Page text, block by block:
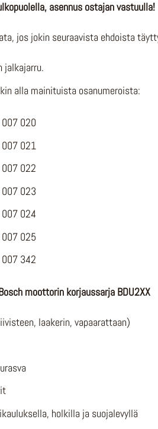
asennus ostajan vastuulla!
jos jokin seuraavista ehdoista
jalkajarru.
alla mainituista osanumeroista:
020
021
022
023
024
025
342
moottorin korjaussarja BDU2XX
laakerin, vapaarattaan)
holkilla ja suojalevyllä